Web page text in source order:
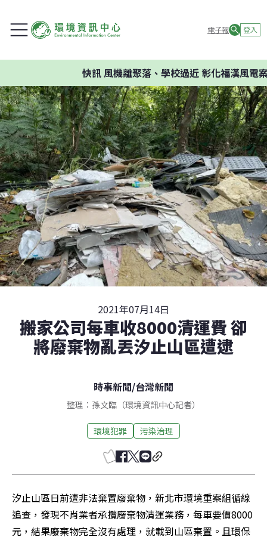
電子報 登入
風機離聚落、學校過近 彰化福漢風電案環委
2021年07月14日
搬家公司每車收8000清運費 卻
將廢棄物亂丟汐止山區遭逮
時事新聞/台灣新聞
整理：孫文臨（環境資訊中心記者）
環境犯罪 污染治理
汐止山區日前遭非法棄置廢棄物，新北市環境重案組循線
追查，發現不肖業者承攬廢棄物清運業務，每車要價8000
元，結果廢棄物完全沒有處理，就載到山區棄置。且環保